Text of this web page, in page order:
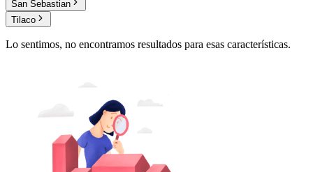
San Sebastian
Tilaco
Lo sentimos, no encontramos resultados para esas características.